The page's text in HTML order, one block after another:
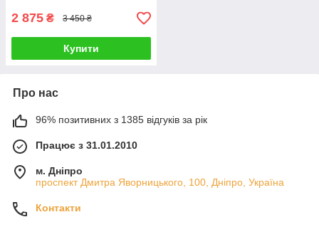
2 875 ₴ 3 450 ₴
Купити
Про нас
96% позитивних з 1385 відгуків за рік
Працює з 31.01.2010
м. Дніпро
проспект Дмитра Яворницького, 100, Дніпро, Україна
Контакти